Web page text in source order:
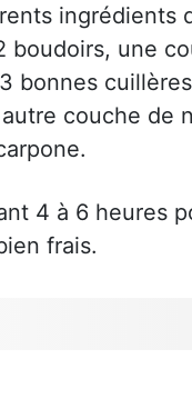
ingrédients
une
bonnes
couche de
4 à 6 heures
frais.